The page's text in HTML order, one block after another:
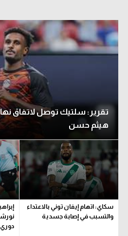
تقرير: سلتيك توصل لاتفاق
هيثم حسن
سكاي: اتهام إيفان توني بالاعتداء
والتسبب في إصابة جسدية
دوري